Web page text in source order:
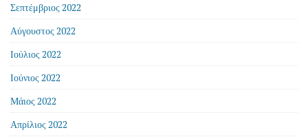
Σεπτέμβριος 2022
Αύγουστος 2022
Ιούλιος 2022
Ιούνιος 2022
Μάιος 2022
Απρίλιος 2022